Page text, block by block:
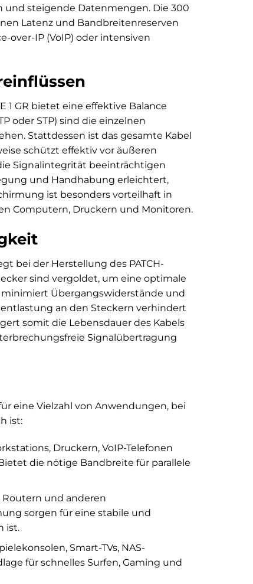
steigende Datenmengen. Die 300
Latenz und Bandbreitenreserven
over-IP (VoIP) oder intensiven
1 GR bietet eine effektive Balance
oder STP) sind die einzelnen
Stattdessen ist das gesamte Kabel
schützt effektiv vor äußeren
Signalintegrität beeinträchtigen
und Handhabung erleichtert,
ist besonders vorteilhaft in
Computern, Druckern und Monitoren.
bei der Herstellung des PATCH-
sind vergoldet, um eine optimale
Übergangswiderstände und
an den Steckern verhindert
somit die Lebensdauer des Kabels
Signalübertragung
eine Vielzahl von Anwendungen, bei
ist:
Druckern, VoIP-Telefonen
die nötige Bandbreite für parallele
Routern und anderen
sorgen für eine stabile und
ist.
Smart-TVs, NAS-
für schnelles Surfen, Gaming und